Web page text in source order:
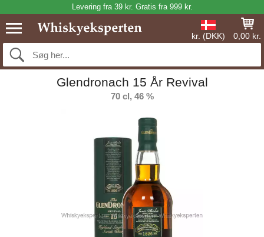
Levering fra 39 kr. Gratis fra 999 kr.
kr. (DKK) 0,00 kr.
Glendronach 15 År Revival
70 cl, 46 %